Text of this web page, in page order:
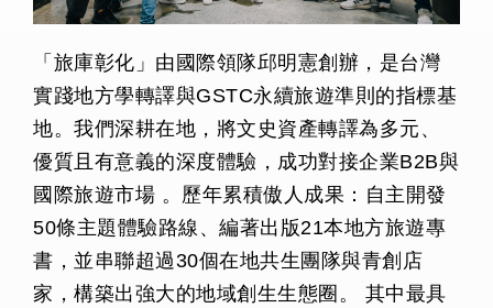
「旅庫彰化」由國際領隊邱明憲創辦，是台灣
實踐地方學轉譯與GSTC永續旅遊準則的指標基
地。我們深耕在地，將文史資產轉譯為多元、
優質且有意義的深度體驗，成功對接企業B2B與
國際旅遊市場 。歷年累積傲人成果：自主開發
50條主題體驗路線、編著出版21本地方旅遊專
書，並串聯超過30個在地共生團隊與青創店
家，構築出強大的地域創生生態圈。 其中最具